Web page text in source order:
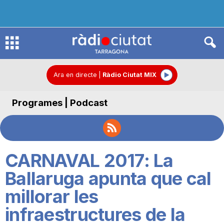
R
d
C
Ara en directe Ràdio Ciutat MIX
Programes | Podcast
CARNAVAL 2017: La
Ballaruga apunta que cal
millorar les
infraestructures de la